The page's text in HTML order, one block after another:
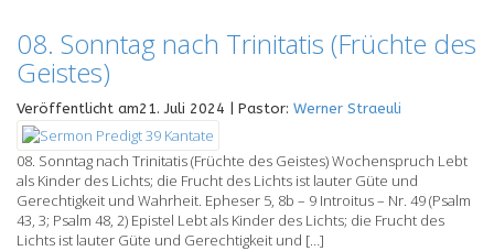
08. Sonntag nach Trinitatis (Früchte des
Geistes)
Veröffentlicht am21. Juli 2024 | Pastor: Werner Straeuli
08. Sonntag nach Trinitatis (Früchte des Geistes) Wochenspruch Lebt
als Kinder des Lichts; die Frucht des Lichts ist lauter Güte und
Gerechtigkeit und Wahrheit. Epheser 5, 8b – 9 Introitus – Nr. 49 (Psalm
43, 3; Psalm 48, 2) Epistel Lebt als Kinder des Lichts; die Frucht des
Lichts ist lauter Güte und Gerechtigkeit und […]